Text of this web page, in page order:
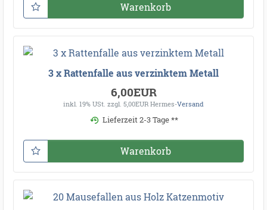
Warenkorb
3 x Rattenfalle aus verzinktem Metall
6,00EUR
inkl. 19% USt. zzgl. 5,00EUR Hermes-Versand
Lieferzeit 2-3 Tage **
Warenkorb